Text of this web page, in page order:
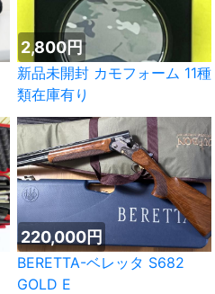
2,800円
新品未開封 カモフォーム 11種
類在庫有り
220,000円
BERETTA-ベレッタ S682
GOLD E